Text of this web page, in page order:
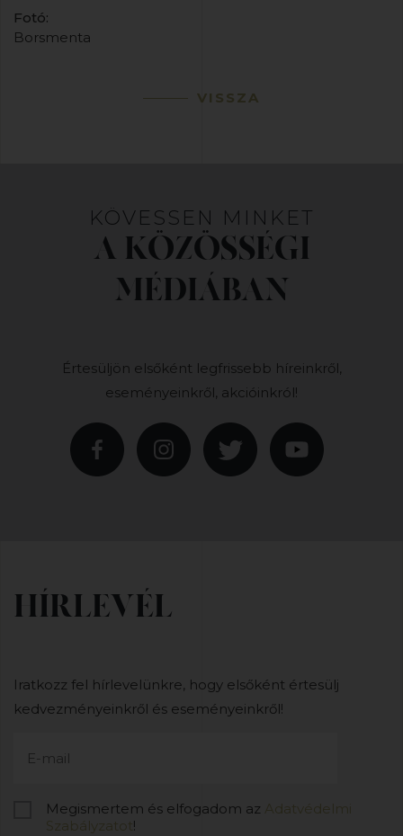
Fotó:
Borsmenta
VISSZA
KÖVESSEN MINKET
A KÖZÖSSÉGI
MÉDIÁBAN
Értesüljön elsőként legfrissebb híreinkről,
eseményeinkről, akcióinkról!
HÍRLEVÉL
Iratkozz fel hírlevelünkre, hogy elsőként értesülj
kedvezményeinkről és eseményeinkről!
Megismertem és elfogadom az Adatvédelmi
Szabályzatot !